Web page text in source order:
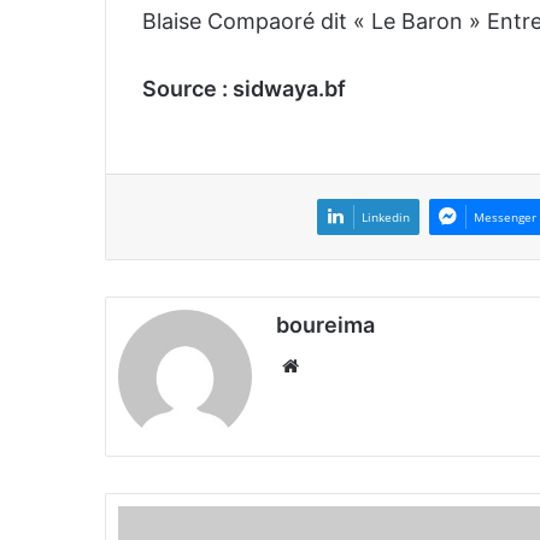
Blaise Compaoré dit « Le Baron »
Source : sidwaya.bf
Linkedin Messenger
boureima